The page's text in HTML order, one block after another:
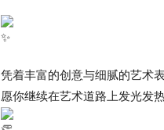
凭着丰富的创意与细腻的艺术
愿你继续在艺术道路上发光发